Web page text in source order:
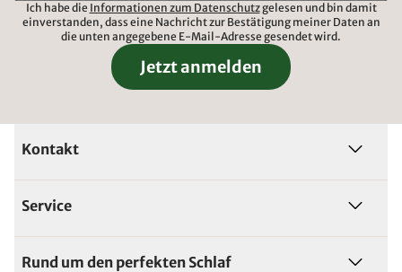
Ich habe die Informationen zum Datenschutzgelesen und bin damit
einverstanden, dass eine Nachricht zur Bestätigung meiner Daten an
die unten angegebene E-Mail-Adresse gesendet wird.
Jetzt anmelden
Kontakt
Service
Rund um den perfekten Schlaf